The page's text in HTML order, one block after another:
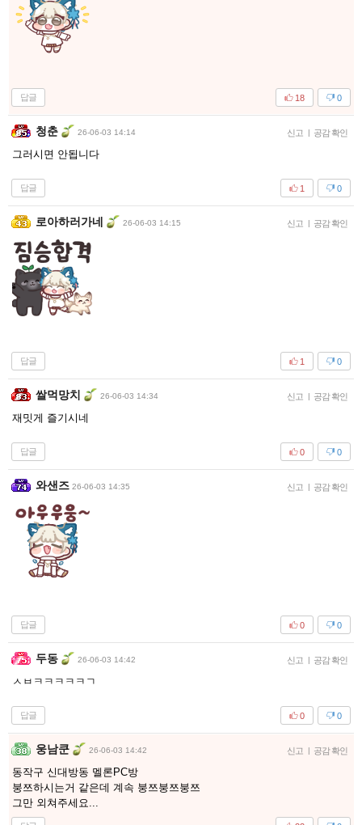
답글 0
18
청춘 26-06-03 14:14 신고 | 공감 확인
그러시면 안됩니다
답글 0
1
로아하러가네 26-06-03 14:15 신고 | 공감 확인
답글 0
1
쌀먹망치 26-06-03 14:34 신고 | 공감 확인
재밋게 즐기시네
답글 0
0
와샌즈 26-06-03 14:35 신고 | 공감 확인
답글 0
0
두동 26-06-03 14:42 신고 | 공감 확인
ㅅㅂㅋㅋㅋㅋㅋㄱ
답글 0
0
웅남쿤 26-06-03 14:42 신고 | 공감 확인
동작구 신대방동 멜론PC방
붕쯔하시는거 같은데 계속 붕쯔붕쯔붕쯔
그만 외쳐주세요...